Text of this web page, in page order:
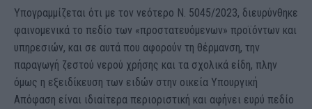
Υπογραμμίζεται ότι με τον νεότερο Ν. 5045/2023, διευρύνθηκε
φαινομενικά το πεδίο των «προστατευόμενων» προϊόντων και
υπηρεσιών, και σε αυτά που αφορούν τη θέρμανση, την
παραγωγή ζεστού νερού χρήσης και τα σχολικά είδη, πλην
όμως η εξειδίκευση των ειδών στην οικεία Υπουργική
Απόφαση είναι ιδιαίτερα περιοριστική και αφήνει ευρύ πεδίο